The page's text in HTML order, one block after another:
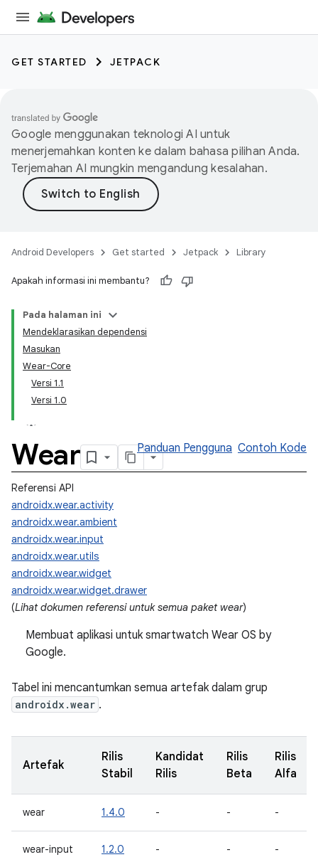
GET STARTED JETPACK
Google menggunakan teknologi AI untuk
menerjemahkan konten ke dalam bahasa pilihan Anda.
Terjemahan AI mungkin mengandung kesalahan.
Android Developers Get started Jetpack Library
Apakah informasi ini membantu?
Pada halaman ini
Mendeklarasikan dependensi
Masukan
Wear-Core
Versi 1.1
Versi 1.0
Wear Panduan Pengguna Contoh Kode
Referensi API
androidx.wear.activity
androidx.wear.ambient
androidx.wear.input
androidx.wear.utils
androidx.wear.widget
androidx.wear.widget.drawer
(Lihat dokumen referensi untuk semua paket wear)
Membuat aplikasi untuk smartwatch Wear OS by
Google.
Tabel ini mencantumkan semua artefak dalam grup
androidx.wear .
Artefak
Rilis
Stabil
Kandidat
Rilis
Rilis
Beta
Rilis
Alfa
wear 1.4.0 - - -
wear-input 1.2.0 - - -